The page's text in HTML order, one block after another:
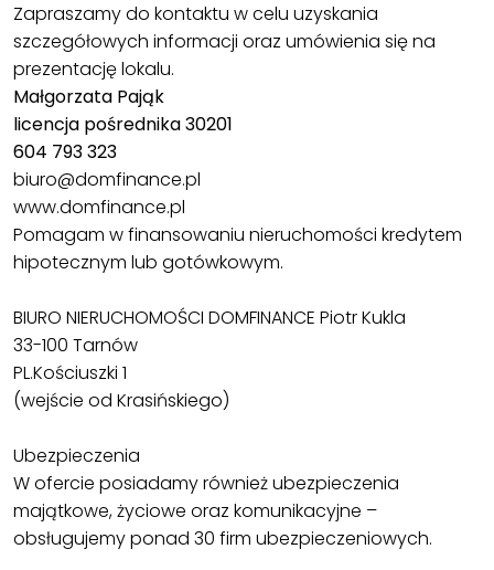
Zapraszamy do kontaktu w celu uzyskania
szczegółowych informacji oraz umówienia się na
prezentację lokalu.
Małgorzata Pająk
licencja pośrednika 30201
604 793 323
biuro@domfinance.pl
www.domfinance.pl
Pomagam w finansowaniu nieruchomości kredytem
hipotecznym lub gotówkowym.
BIURO NIERUCHOMOŚCI DOMFINANCE Piotr Kukla
33-100 Tarnów
PL.Kościuszki 1
(wejście od Krasińskiego)
Ubezpieczenia
W ofercie posiadamy również ubezpieczenia
majątkowe, życiowe oraz komunikacyjne –
obsługujemy ponad 30 firm ubezpieczeniowych.